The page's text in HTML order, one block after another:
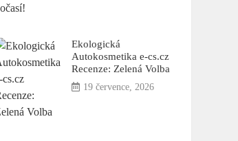
Ekologická
Autokosmetika e-cs.cz
Recenze: Zelená Volba
19 července, 2026